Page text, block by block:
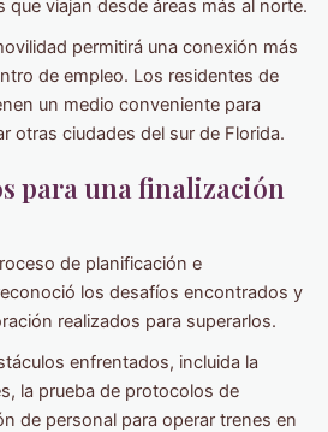
que viajan desde áreas más al norte.
permitirá una conexión más
de empleo. Los residentes de
un medio conveniente para
otras ciudades del sur de Florida.
para una finalización
de planificación e
los desafíos encontrados y
realizados para superarlos.
enfrentados, incluida la
la prueba de protocolos de
de personal para operar trenes en